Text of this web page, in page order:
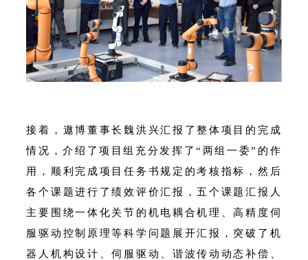
接着，遨博董事长魏洪兴汇报了整体项目的完成
情况，介绍了项目组充分发挥了“两组一委”的作
用，顺利完成项目任务书规定的考核指标，然后
各个课题进行了绩效评价汇报，五个课题汇报人
主要围绕一体化关节的机电耦合机理、高精度伺
服驱动控制原理等科学问题展开汇报，突破了机
器人机构设计、伺服驱动、谐波传动动态补偿、